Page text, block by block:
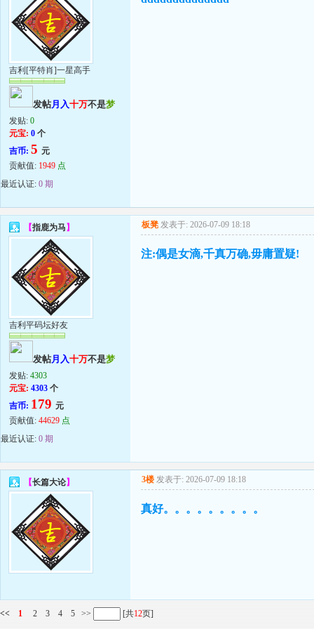
吉利[平特肖]一星高手
发帖月入十万不是梦
发贴: 0
元宝: 0 个
吉币: 5 元
贡献值: 1949 点
最近认证: 0 期
【指鹿为马 】
吉利平码坛好友
发帖月入十万不是梦
发贴: 4303
元宝: 4303 个
吉币: 179 元
贡献值: 44629 点
最近认证: 0 期
板凳 发表于: 2026-07-09 18:18
注:偶是女滴,千真万确,毋庸置疑!
【长篇大论】 3楼 发表于: 2026-07-09 18:18
真好。。。。。。。。。
<< 1 2 3 4 5 >> [共12页]